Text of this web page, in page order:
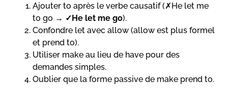
Ajouter to après le verbe causatif (✗He let me
to go → ✓He let me go).
Confondre let avec allow (allow est plus formel
et prend to).
Utiliser make au lieu de have pour des
demandes simples.
Oublier que la forme passive de make prend to.